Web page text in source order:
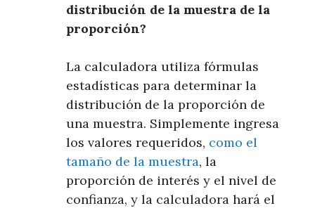
distribución de la muestra de la
proporción?
La calculadora utiliza fórmulas
estadísticas para determinar la
distribución de la proporción de
una muestra. Simplemente ingresa
los valores requeridos, como el
tamaño de la muestra, la
proporción de interés y el nivel de
confianza, y la calculadora hará el